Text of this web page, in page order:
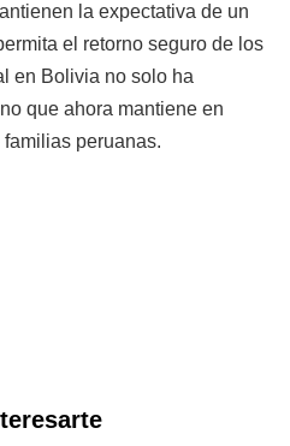
la expectativa de un
el retorno seguro de los
en Bolivia no solo ha
que ahora mantiene en
peruanas.